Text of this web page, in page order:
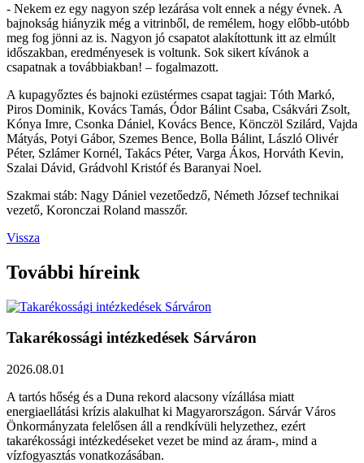
- Nekem ez egy nagyon szép lezárása volt ennek a négy évnek. A
bajnokság hiányzik még a vitrinből, de remélem, hogy előbb-utóbb
meg fog jönni az is. Nagyon jó csapatot alakítottunk itt az elmúlt
időszakban, eredményesek is voltunk. Sok sikert kívánok a
csapatnak a továbbiakban! – fogalmazott.
A kupagyőztes és bajnoki ezüstérmes csapat tagjai: Tóth Markó,
Piros Dominik, Kovács Tamás, Ódor Bálint Csaba, Csákvári Zsolt,
Kónya Imre, Csonka Dániel, Kovács Bence, Könczöl Szilárd, Vajda
Mátyás, Potyi Gábor, Szemes Bence, Bolla Bálint, László Olivér
Péter, Szlámer Kornél, Takács Péter, Varga Ákos, Horváth Kevin,
Szalai Dávid, Grádvohl Kristóf és Baranyai Noel.
Szakmai stáb: Nagy Dániel vezetőedző, Németh József technikai
vezető, Koronczai Roland masszőr.
Vissza
További híreink
Takarékossági intézkedések Sárváron
2026.08.01
A tartós hőség és a Duna rekord alacsony vízállása miatt
energiaellátási krízis alakulhat ki Magyarországon. Sárvár Város
Önkormányzata felelősen áll a rendkívüli helyzethez, ezért
takarékossági intézkedéseket vezet be mind az áram-, mind a
vízfogyasztás vonatkozásában.